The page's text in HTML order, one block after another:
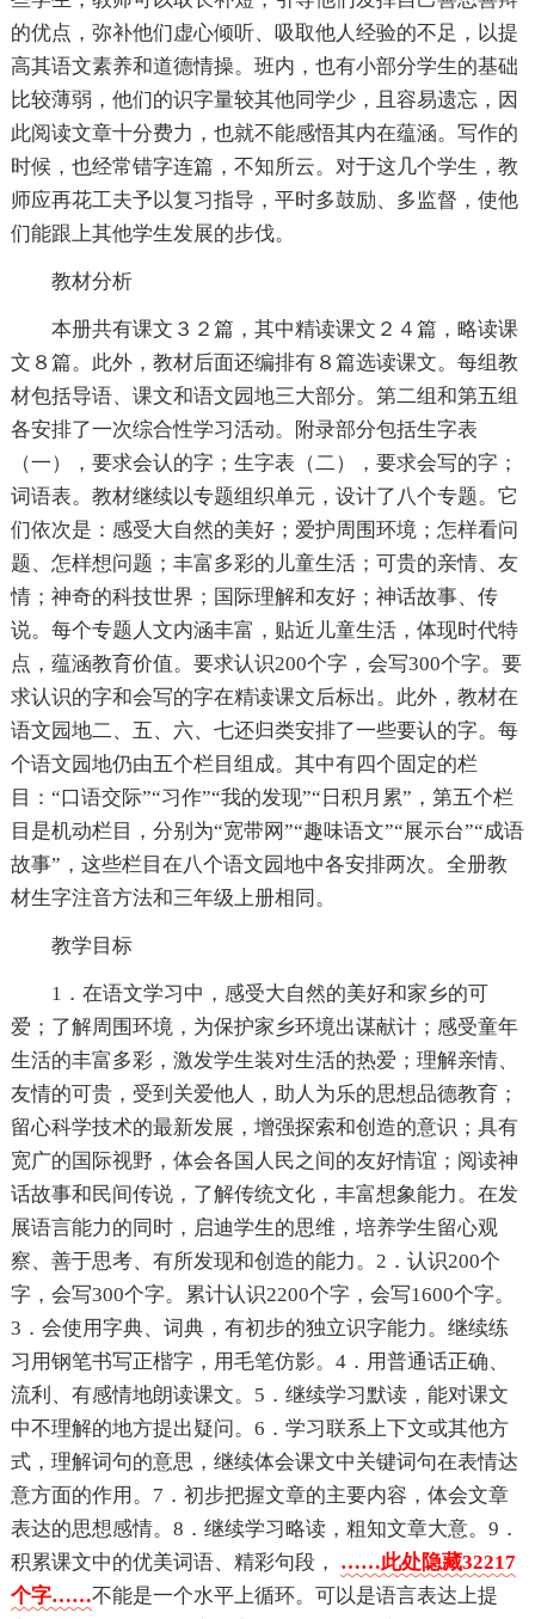
的优点，弥补他们虚心倾听、吸取他人经验的不足，以提
高其语文素养和道德情操。班内，也有小部分学生的基础
比较薄弱，他们的识字量较其他同学少，且容易遗忘，因
此阅读文章十分费力，也就不能感悟其内在蕴涵。写作的
时候，也经常错字连篇，不知所云。对于这几个学生，教
师应再花工夫予以复习指导，平时多鼓励、多监督，使他
们能跟上其他学生发展的步伐。
教材分析
本册共有课文３２篇，其中精读课文２４篇，略读课
文８篇。此外，教材后面还编排有８篇选读课文。每组教
材包括导语、课文和语文园地三大部分。第二组和第五组
各安排了一次综合性学习活动。附录部分包括生字表
（一），要求会认的字；生字表（二），要求会写的字；
词语表。教材继续以专题组织单元，设计了八个专题。它
们依次是：感受大自然的美好；爱护周围环境；怎样看问
题、怎样想问题；丰富多彩的儿童生活；可贵的亲情、友
情；神奇的科技世界；国际理解和友好；神话故事、传
说。每个专题人文内涵丰富，贴近儿童生活，体现时代特
点，蕴涵教育价值。要求认识200个字，会写300个字。要
求认识的字和会写的字在精读课文后标出。此外，教材在
语文园地二、五、六、七还归类安排了一些要认的字。每
个语文园地仍由五个栏目组成。其中有四个固定的栏
目：“口语交际”“习作”“我的发现”“日积月累”，第五个栏
目是机动栏目，分别为“宽带网”“趣味语文”“展示台”“成语
故事”，这些栏目在八个语文园地中各安排两次。全册教
材生字注音方法和三年级上册相同。
教学目标
1．在语文学习中，感受大自然的美好和家乡的可
爱；了解周围环境，为保护家乡环境出谋献计；感受童年
生活的丰富多彩，激发学生装对生活的热爱；理解亲情、
友情的可贵，受到关爱他人，助人为乐的思想品德教育；
留心科学技术的最新发展，增强探索和创造的意识；具有
宽广的国际视野，体会各国人民之间的友好情谊；阅读神
话故事和民间传说，了解传统文化，丰富想象能力。在发
展语言能力的同时，启迪学生的思维，培养学生留心观
察、善于思考、有所发现和创造的能力。2．认识200个
字，会写300个字。累计认识2200个字，会写1600个字。
3．会使用字典、词典，有初步的独立识字能力。继续练
习用钢笔书写正楷字，用毛笔仿影。4．用普通话正确、
流利、有感情地朗读课文。5．继续学习默读，能对课文
中不理解的地方提出疑问。6．学习联系上下文或其他方
式，理解词句的意思，继续体会课文中关键词句在表情达
意方面的作用。7．初步把握文章的主要内容，体会文章
表达的思想感情。8．继续学习略读，粗知文章大意。9．
积累课文中的优美词语、精彩句段， ……此处隐藏32217
个字……不能是一个水平上循环。可以是语言表达上提